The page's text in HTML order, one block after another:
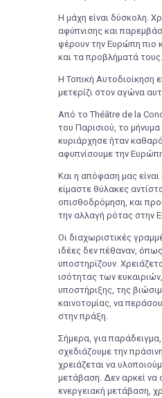
Η μάχη είναι δύσκολη.
αφύπνισης και
φέρουν την Ευρώπη πιο
και τα προβλήματά τους.
Η Τοπική Αυτοδιοίκηση
μετερίζι στον αγώνα
Από το Théâtre de la
του Παρισιού, το
κυριάρχησε ήταν
αφυπνίσουμε την
Και η απόφαση μας είναι
είμαστε θύλακες
οπισθοδρόμηση, και
την αλλαγή ρότας στην
Οι διαχωριστικές
ιδέες δεν πέθαναν,
υποστηρίζουν.
ισότητας των
υποστήριξης, της
καινοτομίας, να
στην πράξη.
Σήμερα, για
σχεδιάζουμε την
χρειάζεται να
μετάβαση. Δεν αρκεί να
ενεργειακή μετάβαση,